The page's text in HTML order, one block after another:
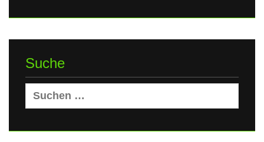
Suche
Suchen
nach: